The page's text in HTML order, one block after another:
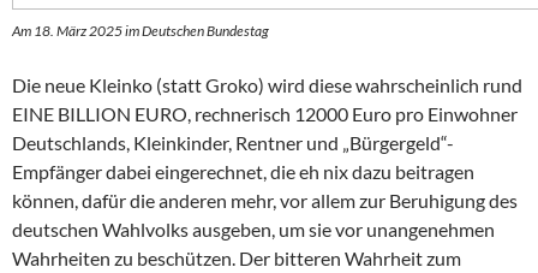
Am 18. März 2025 im Deutschen Bundestag
Die neue Kleinko (statt Groko) wird diese wahrscheinlich rund
EINE BILLION EURO, rechnerisch 12000 Euro pro Einwohner
Deutschlands, Kleinkinder, Rentner und „Bürgergeld“-
Empfänger dabei eingerechnet, die eh nix dazu beitragen
können, dafür die anderen mehr, vor allem zur Beruhigung des
deutschen Wahlvolks ausgeben, um sie vor unangenehmen
Wahrheiten zu beschützen. Der bitteren Wahrheit zum